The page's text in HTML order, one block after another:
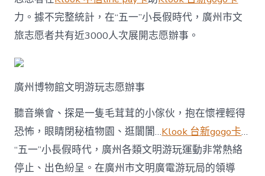
者
助
klook
文
旅
市
場〉
中
力。據不完整統計，在“五一”小長假時代，廣州市文
旅志愿者共有近3000人次展開志愿辦事。
廣州博物館文明游玩志愿辦事
聽音樂會、探是一隻毛茸茸的小傢伙，抱在懷裡輕得
恐怖，眼睛閉秘植物園、逛闤闠…Klook 台新gogo卡…
“五一”小長假時代，廣州各類文明游玩運動非常熱絡
停止、出色紛呈。在廣州市文明廣電游玩局的領導